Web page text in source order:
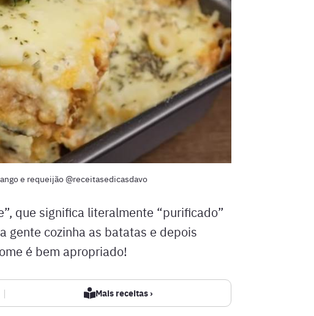
e requeijão @receitasedicasdavo
que significa literalmente “purificado”
gente cozinha as batatas e depois
é bem apropriado!
| Mais receitas ›